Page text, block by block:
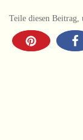
Teile diesen Beitrag,